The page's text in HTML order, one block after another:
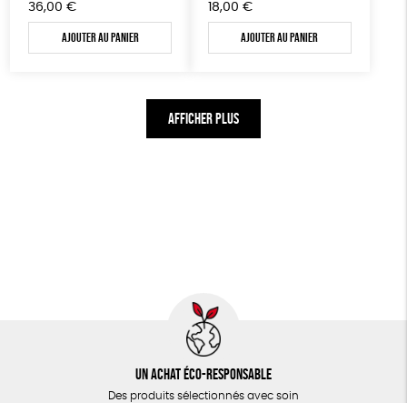
36,00 €
Ajouter au panier
18,00 €
Ajouter au panier
AFFICHER PLUS
Un achat éco-responsable
Des produits sélectionnés avec soin